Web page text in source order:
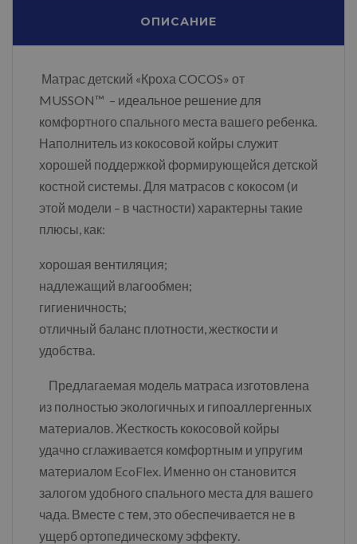
ОПИСАНИЕ
Матрас детский «Кроха COCOS» от
MUSSON™ – идеальное решение для
комфортного спального места вашего ребенка.
Наполнитель из кокосовой койры служит
хорошей поддержкой формирующейся детской
костной системы. Для матрасов с кокосом (и
этой модели – в частности) характерны такие
плюсы, как:
хорошая вентиляция;
надлежащий влагообмен;
гигиеничность;
отличный баланс плотности, жесткости и
удобства.
Предлагаемая модель матраса изготовлена
из полностью экологичных и гипоаллергенных
материалов. Жесткость кокосовой койры
удачно сглаживается комфортным и упругим
материалом EcoFlex. Именно он становится
залогом удобного спального места для вашего
чада. Вместе с тем, это обеспечивается не в
ущерб ортопедическому эффекту.